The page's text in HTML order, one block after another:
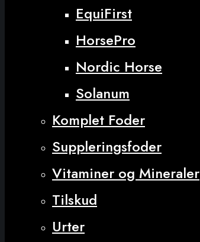
EquiFirst
HorsePro
Nordic Horse
Solanum
Komplet Foder
Suppleringsfoder
Vitaminer og Mineraler
Tilskud
Urter